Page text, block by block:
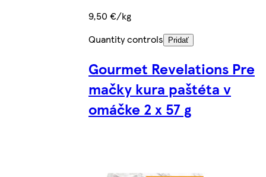
9,50 €/kg
Quantity controls
Pridať
Gourmet Revelations Pre
mačky kura paštéta v
omáčke 2 x 57 g